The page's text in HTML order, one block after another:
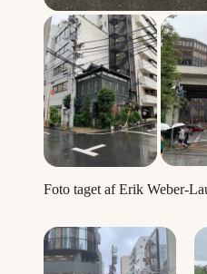
Foto taget af Erik Weber-